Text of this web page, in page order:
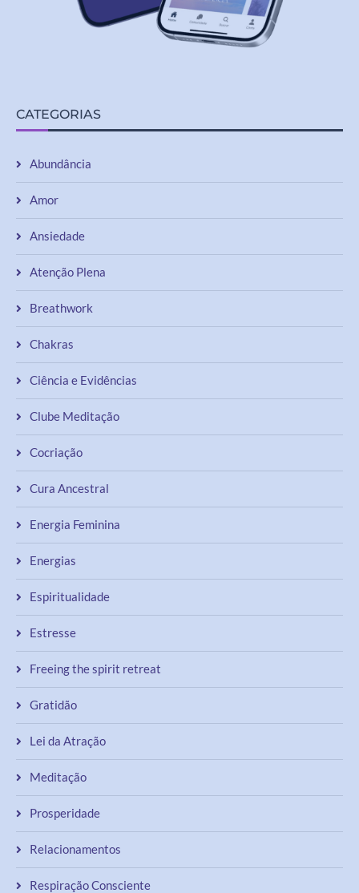
CATEGORIAS
Abundância
Amor
Ansiedade
Atenção Plena
Breathwork
Chakras
Ciência e Evidências
Clube Meditação
Cocriação
Cura Ancestral
Energia Feminina
Energias
Espiritualidade
Estresse
Freeing the spirit retreat
Gratidão
Lei da Atração
Meditação
Prosperidade
Relacionamentos
Respiração Consciente